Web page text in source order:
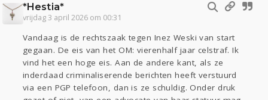
Actueel Oekraïne
Zwanger
Psyche Thuis
Klussen
Sport
Contact Viva zoekt
Aangeboden
Gevraagd
Horen Doen
Zien
Lezen
*Hestia*
vrijdag 3 april 2026 om 00:31
Vandaag is de rechtszaak tegen Inez Weski van start
gegaan. De eis van het OM: vierenhalf jaar celstraf. Ik
vind het een hoge eis. Aan de andere kant, als ze
inderdaad criminaliserende berichten heeft verstuurd
via een PGP telefoon, dan is ze schuldig. Onder druk